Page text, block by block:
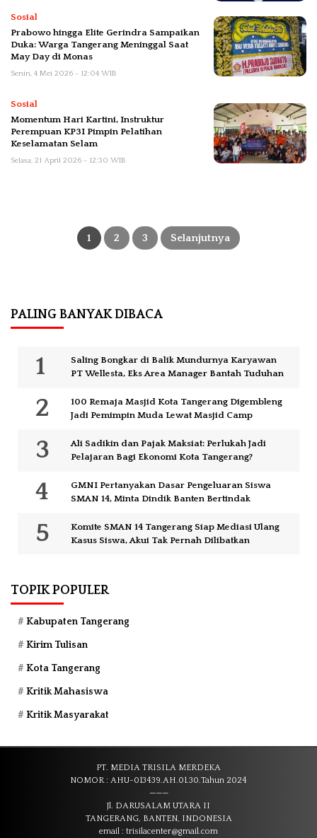
Sosial
Prabowo hingga Elite Gerindra Sampaikan
Duka: Warga Tangerang Meninggal Saat
May Day di Monas
Senin, 4 Mei 2026 - 12:04 WIB
Sosial
Momentum Hari Kartini, Instruktur
Perempuan KP3I Pimpin Pelatihan
Keselamatan Selam
Selasa, 21 April 2026 - 12:30 WIB
Paginasi
pos
1 2 3 Selanjutnya
PALING BANYAK DIBACA
Saling Bongkar di Balik Mundurnya Karyawan
PT Wellesta, Eks Area Manager Bantah Tuduhan
100 Remaja Masjid Kota Tangerang Digembleng
Jadi Pemimpin Muda Lewat Masjid Camp
Ali Sadikin dan Pajak Maksiat: Perlukah Jadi
Pelajaran Bagi Ekonomi Kota Tangerang?
GMNI Pertanyakan Dasar Pengeluaran Siswa
SMAN 14, Minta Dindik Banten Bertindak
Komite SMAN 14 Tangerang Siap Mediasi Ulang
Kasus Siswa, Akui Tak Pernah Dilibatkan
TOPIK POPULER
Kabupaten Tangerang
Kirim Tulisan
Kota Tangerang
Kritik Mahasiswa
Kritik Masyarakat
PT. MEDIA TRISILA MERDEKA
NOMOR : AHU-013439.AH.01.30.Tahun 2024
———
Jl. DARUSALAM UTARA II
TANGERANG, BANTEN, INDONESIA
email : trisilacenter@gmail.com